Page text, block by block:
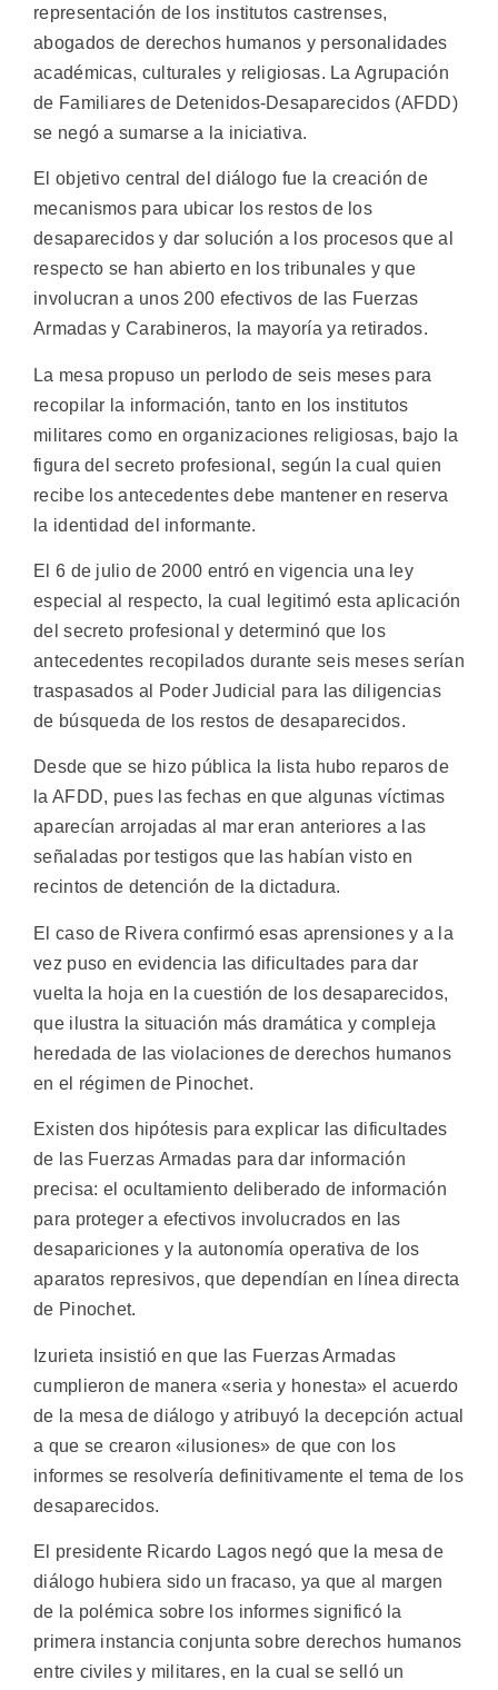
representación de los institutos castrenses,
abogados de derechos humanos y personalidades
académicas, culturales y religiosas. La Agrupación
de Familiares de Detenidos-Desaparecidos (AFDD)
se negó a sumarse a la iniciativa.
El objetivo central del diálogo fue la creación de
mecanismos para ubicar los restos de los
desaparecidos y dar solución a los procesos que al
respecto se han abierto en los tribunales y que
involucran a unos 200 efectivos de las Fuerzas
Armadas y Carabineros, la mayoría ya retirados.
La mesa propuso un perIodo de seis meses para
recopilar la información, tanto en los institutos
militares como en organizaciones religiosas, bajo la
figura del secreto profesional, según la cual quien
recibe los antecedentes debe mantener en reserva
la identidad del informante.
El 6 de julio de 2000 entró en vigencia una ley
especial al respecto, la cual legitimó esta aplicación
del secreto profesional y determinó que los
antecedentes recopilados durante seis meses serían
traspasados al Poder Judicial para las diligencias
de búsqueda de los restos de desaparecidos.
Desde que se hizo pública la lista hubo reparos de
la AFDD, pues las fechas en que algunas víctimas
aparecían arrojadas al mar eran anteriores a las
señaladas por testigos que las habían visto en
recintos de detención de la dictadura.
El caso de Rivera confirmó esas aprensiones y a la
vez puso en evidencia las dificultades para dar
vuelta la hoja en la cuestión de los desaparecidos,
que ilustra la situación más dramática y compleja
heredada de las violaciones de derechos humanos
en el régimen de Pinochet.
Existen dos hipótesis para explicar las dificultades
de las Fuerzas Armadas para dar información
precisa: el ocultamiento deliberado de información
para proteger a efectivos involucrados en las
desapariciones y la autonomía operativa de los
aparatos represivos, que dependían en línea directa
de Pinochet.
Izurieta insistió en que las Fuerzas Armadas
cumplieron de manera «seria y honesta» el acuerdo
de la mesa de diálogo y atribuyó la decepción actual
a que se crearon «ilusiones» de que con los
informes se resolvería definitivamente el tema de los
desaparecidos.
El presidente Ricardo Lagos negó que la mesa de
diálogo hubiera sido un fracaso, ya que al margen
de la polémica sobre los informes significó la
primera instancia conjunta sobre derechos humanos
entre civiles y militares, en la cual se selló un